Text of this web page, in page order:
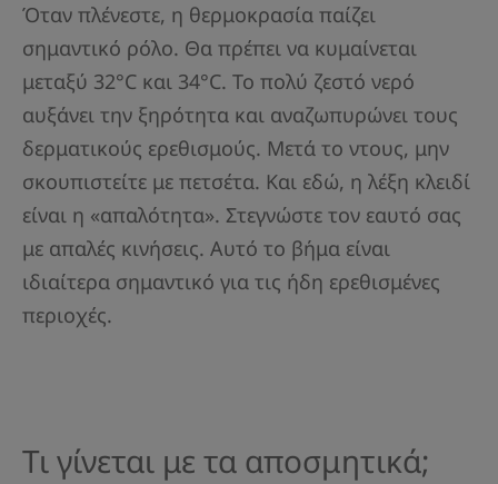
Όταν πλένεστε, η θερμοκρασία παίζει
σημαντικό ρόλο. Θα πρέπει να κυμαίνεται
μεταξύ 32°C και 34°C. Το πολύ ζεστό νερό
αυξάνει την ξηρότητα και αναζωπυρώνει τους
δερματικούς ερεθισμούς. Μετά το ντους, μην
σκουπιστείτε με πετσέτα. Και εδώ, η λέξη κλειδί
είναι η «απαλότητα». Στεγνώστε τον εαυτό σας
με απαλές κινήσεις. Αυτό το βήμα είναι
ιδιαίτερα σημαντικό για τις ήδη ερεθισμένες
περιοχές.
Τι γίνεται με τα αποσμητικά;